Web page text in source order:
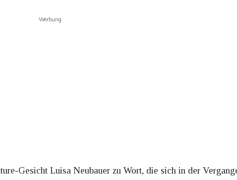
Werbung
Gesicht Luisa Neubauer zu Wort, die sich in der